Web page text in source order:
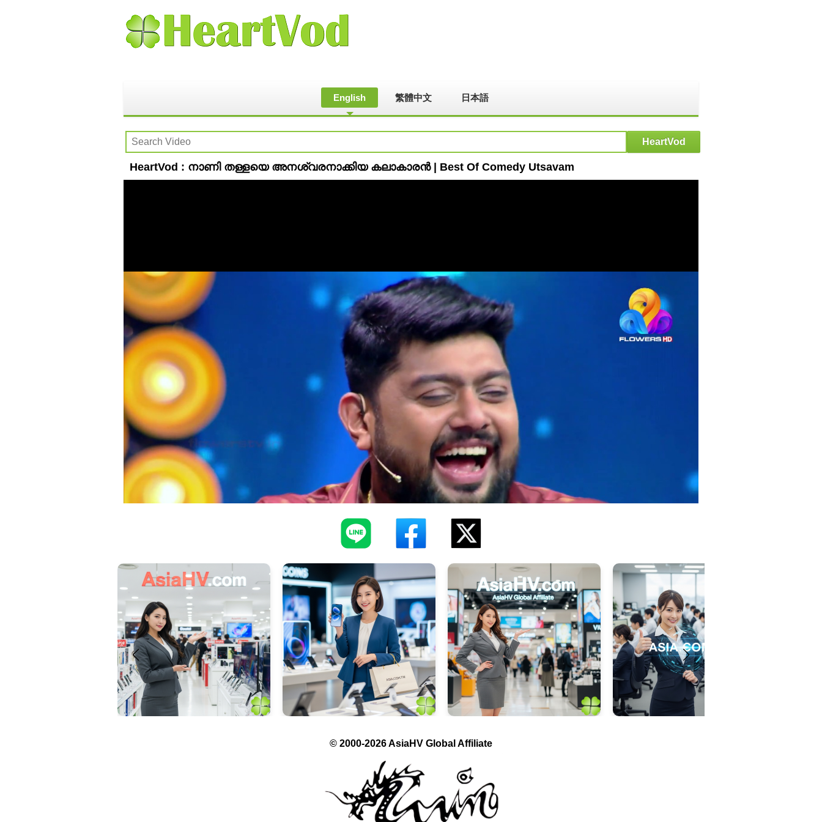
English 繁體中文 日本語
HeartVod : നാണി തള്ളയെ അനശ്വരനാക്കിയ കലാകാരൻ | Best Of Comedy Utsavam
© 2000-2026 AsiaHV Global Affiliate